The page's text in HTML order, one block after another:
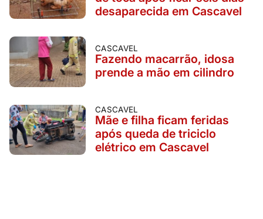
desaparecida em Cascavel
CASCAVEL
Fazendo macarrão, idosa
prende a mão em cilindro
CASCAVEL
Mãe e filha ficam feridas
após queda de triciclo
elétrico em Cascavel